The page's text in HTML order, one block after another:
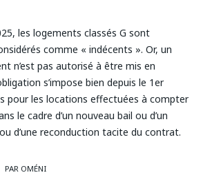
les logements classés G sont
comme « indécents ». Or, un
n’est pas autorisé à être mis en
s’impose bien depuis le 1er
pour les locations effectuées à compter
le cadre d’un nouveau bail ou d’un
d’une reconduction tacite du contrat.
PAR OMÉNI